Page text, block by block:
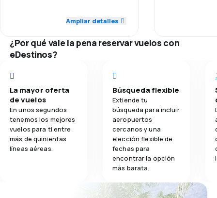
Red de conexiones 5.0
Precio del billete 4.0
Transporte de equipaje 5.0
Comidas 5.0
Ampliar detalles
się pisać tą
w klasie
przez cały
godzin)
brakowało
obsługujący
dodatkowe
w innych liniach.
Red de
Precio del
Comodidad
Transporte
¿Por qué vale la pena reservar vuelos con
eDestinos?
La mayor oferta
de vuelos
En unos segundos
tenemos los mejores
vuelos para ti entre
más de quinientas
líneas aéreas.
Búsqueda flexible
Extiende tu
búsqueda para incluir
aeropuertos
cercanos y una
elección flexible de
fechas para
encontrar la opción
más barata.